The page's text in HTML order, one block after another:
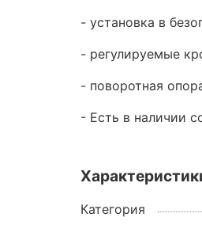
- установка в
- регулируемые
- поворотная
- Есть в наличии
Категория